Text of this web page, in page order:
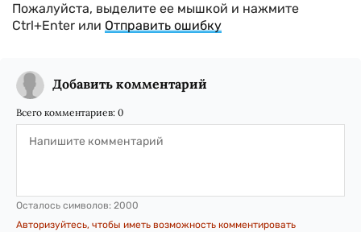
Пожалуйста, выделите ее мышкой и нажмите
Ctrl+Enter или Отправить ошибку
Добавить комментарий
Всего комментариев: 0
Осталось символов: 2000
Авторизуйтесь, чтобы иметь возможность комментировать